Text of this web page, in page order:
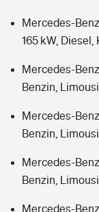
Mercedes-
165 kW,
Mercedes-
Benzin,
Mercedes-
Benzin,
Mercedes-
Benzin,
Mercedes-